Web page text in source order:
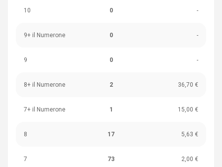
10 0 -
9+ il Numerone 0 -
9 0 -
8+ il Numerone 2 36,70 €
7+ il Numerone 1 15,00 €
8 17 5,63 €
7 73 2,00 €